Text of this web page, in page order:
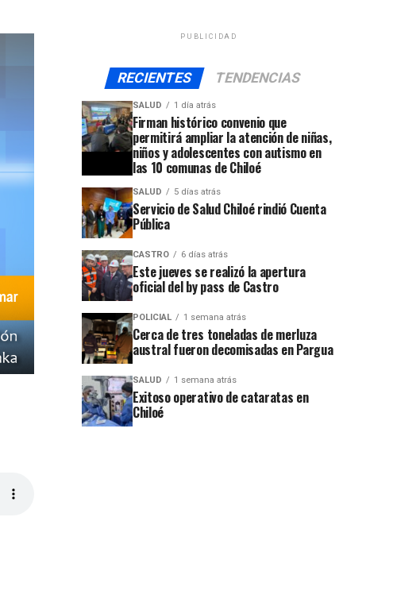
PUBLICIDAD
RECIENTES TENDENCIAS
SALUD 1 día atrás
Firman histórico convenio que
permitirá ampliar la atención de niñas,
niños y adolescentes con autismo en
las 10 comunas de Chiloé
SALUD 5 días atrás
Servicio de Salud Chiloé rindió Cuenta
Pública
CASTRO 6 días atrás
Este jueves se realizó la apertura
oficial del by pass de Castro
POLICIAL 1 semana atrás
Cerca de tres toneladas de merluza
austral fueron decomisadas en Pargua
SALUD 1 semana atrás
Exitoso operativo de cataratas en
Chiloé